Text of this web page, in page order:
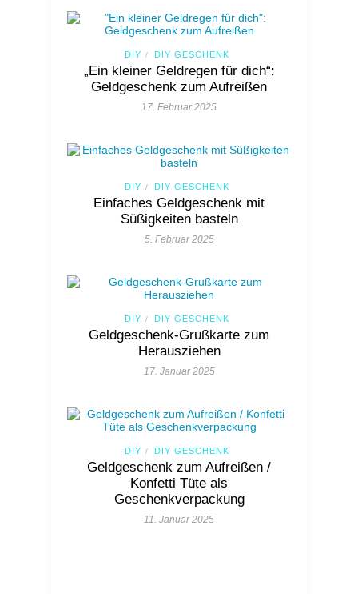
DIY / DIY GESCHENK
„Ein kleiner Geldregen für dich“:
Geldgeschenk zum Aufreißen
17. Februar 2025
DIY / DIY GESCHENK
Einfaches Geldgeschenk mit
Süßigkeiten basteln
5. Februar 2025
DIY / DIY GESCHENK
Geldgeschenk-Grußkarte zum
Herausziehen
17. Januar 2025
DIY / DIY GESCHENK
Geldgeschenk zum Aufreißen /
Konfetti Tüte als
Geschenkverpackung
11. Januar 2025